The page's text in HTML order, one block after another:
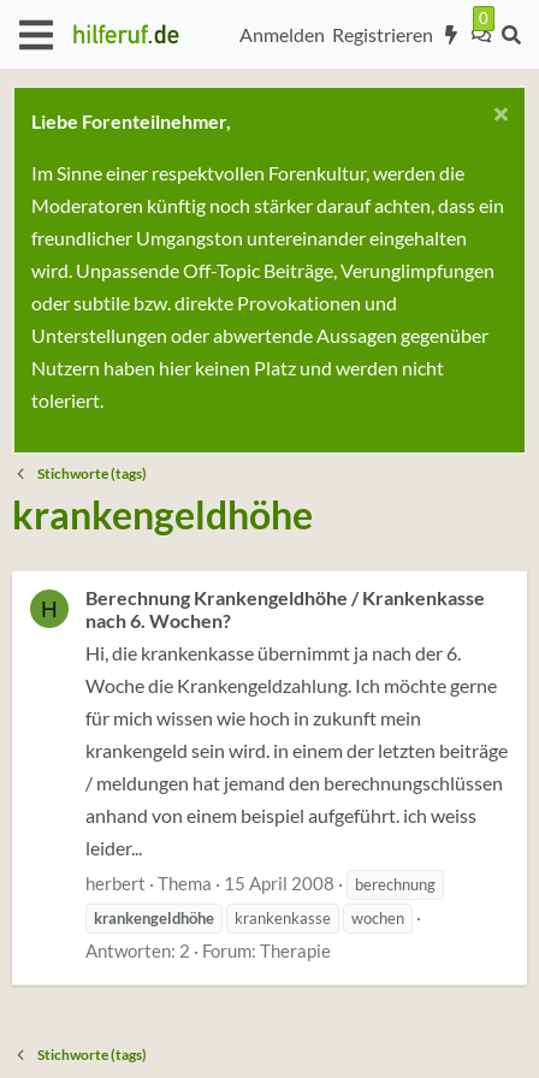
Anmelden Registrieren
Liebe Forenteilnehmer,
Im Sinne einer respektvollen Forenkultur, werden die
Moderatoren künftig noch stärker darauf achten, dass ein
freundlicher Umgangston untereinander eingehalten
wird. Unpassende Off-Topic Beiträge, Verunglimpfungen
oder subtile bzw. direkte Provokationen und
Unterstellungen oder abwertende Aussagen gegenüber
Nutzern haben hier keinen Platz und werden nicht
toleriert.
Stichworte (tags)
krankengeldhöhe
H
Berechnung Krankengeldhöhe / Krankenkasse
nach 6. Wochen?
Hi, die krankenkasse übernimmt ja nach der 6.
Woche die Krankengeldzahlung. Ich möchte gerne
für mich wissen wie hoch in zukunft mein
krankengeld sein wird. in einem der letzten beiträge
/ meldungen hat jemand den berechnungschlüssen
anhand von einem beispiel aufgeführt. ich weiss
leider...
herbert Thema 15 April 2008
berechnung
krankengeldhöhe
krankenkasse wochen
Antworten: 2 Forum: Therapie
Stichworte (tags)